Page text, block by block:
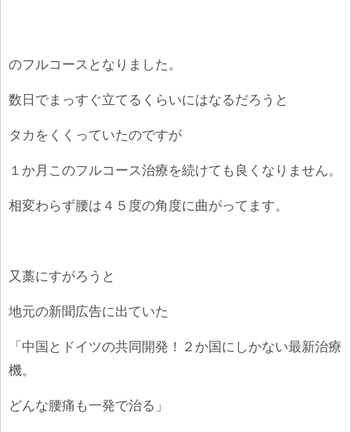
のフルコースとなりました。
数日でまっすぐ立てるくらいにはなるだろうと
タカをくくっていたのですが
１か月このフルコース治療を続けても良くなりません。
相変わらず腰は４５度の角度に曲がってます。
又藁にすがろうと
地元の新聞広告に出ていた
「中国とドイツの共同開発！２か国にしかない最新治療
機。
どんな腰痛も一発で治る」